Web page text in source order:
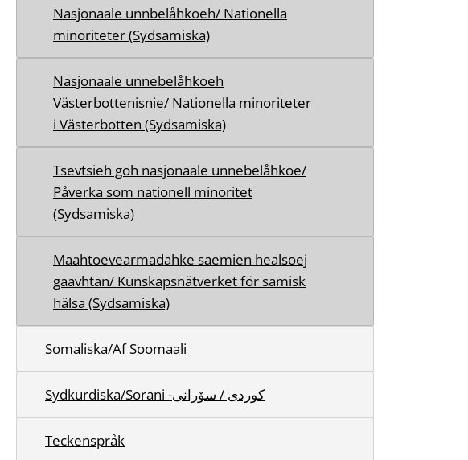
Nasjonaale unnbelåhkoeh/ Nationella
minoriteter (Sydsamiska)
Nasjonaale unnebelåhkoeh
Västerbottenisnie/ Nationella minoriteter
i Västerbotten (Sydsamiska)
Tsevtsieh goh nasjonaale unnebelåhkoe/
Påverka som nationell minoritet
(Sydsamiska)
Maahtoevearmadahke saemien healsoej
gaavhtan/ Kunskapsnätverket för samisk
hälsa (Sydsamiska)
Somaliska/Af Soomaali
Sydkurdiska/Sorani -کوردی / سۆرانی
Teckenspråk